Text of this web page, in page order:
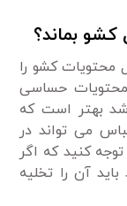
بماند؟
محتویات کشو را
حساسی
بهتر است که
می تواند در
توجه کنید که اگر
آن را تخلیه